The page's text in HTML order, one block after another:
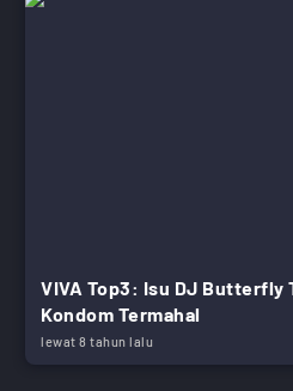
VIVA Top3: Isu DJ Butterfly
Kondom Termahal
lewat 8 tahun lalu